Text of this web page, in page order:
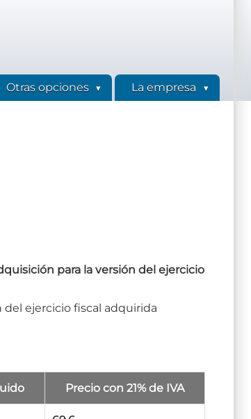
Otras opciones La empresa
para la versión del ejercicio
ejercicio fiscal adquirida
Precio con 21% de IVA